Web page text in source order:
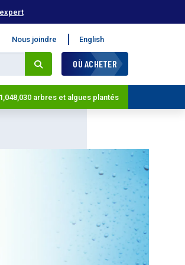
Nous joindre English
OÙ ACHETER
1,048,030 arbres et algues plantés